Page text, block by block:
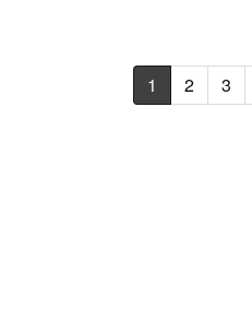
1 2 3